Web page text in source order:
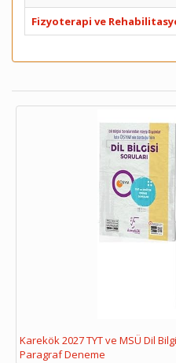
Fizyoterapi ve
Karekök 2027 TYT ve MSÜ Dil
Paragraf Deneme